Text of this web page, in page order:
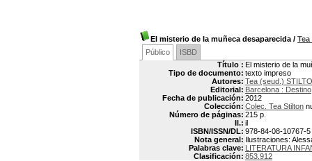
El misterio de la muñeca desaparecida /
Público
ISBD
Título : El misterio de la
Tipo de documento: texto impreso
Autores: Tea (seud.)
Editorial: Barcelona : Destino
Fecha de publicación: 2012
Colección: Colec. Tea Stilton
Número de páginas: 215 p.
Il.: il
ISBN/ISSN/DL: 978-84-08-10767-5
Nota general: Ilustraciones:
Palabras clave: LITERATURA
Clasificación: 853.912